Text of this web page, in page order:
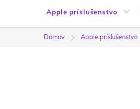
Apple príslušenstvo
Domov Apple príslušenstvo